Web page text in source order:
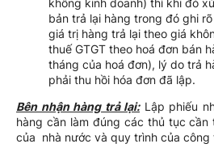
không kinh doanh) thì khi đó
bản trả lại hàng trong đó ghi
giá trị hàng trả lại theo giá
thuế GTGT theo hoá đơn bán
tháng của hoá đơn), lý do trả
phải thu hồi hóa đơn đã lập.
Bên nhận hàng trả lại:Lập phiếu
hàng cần làm đúng các thủ tục
của nhà nước và quy trình của công